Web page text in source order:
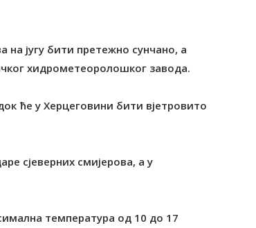
југу бити претежно сунчано, а
хидрометеоролошког завода.
ће у Херцеговини бити вјетровито
сјеверних смијерова, а у
температура од 10 до 17